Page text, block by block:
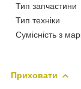
Тип запчастини
Тип техніки
Сумісність з
Приховати